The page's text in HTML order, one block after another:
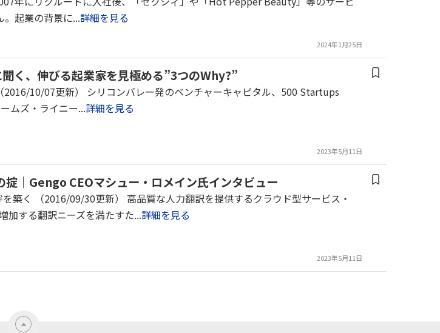
起業の背景に...詳細を見る
2024年1月25日
く、伸びる起業家を見極める”3つのWhy?”
10/07更新） シリコンバレー発のベンチャーキャピタル、500 Startups
ムズ・ライニー...詳細を見る
2023年5月11日
｜Gengo CEOマシュー・ロメイン氏インタビュー
築く （2016/09/30更新） 高品質な人力翻訳を提供するクラウド型サービス・
加する翻訳ニーズを満たすた...詳細を見る
2023年5月11日